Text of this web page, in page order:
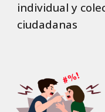
individual y
ciudadanas